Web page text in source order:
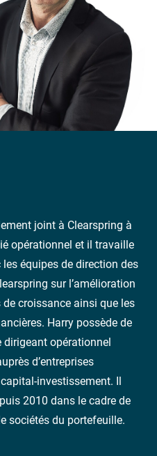
joint à Clearspring à
opérationnel et il travaille
équipes de direction des
sur l’amélioration
croissance ainsi que les
Harry possède de
dirigeant opérationnel
d’entreprises
investissement. Il
2010 dans le cadre de
sociétés du portefeuille.